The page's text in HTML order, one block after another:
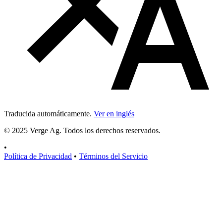
Traducida automáticamente. Ver en inglés
© 2025 Verge Ag. Todos los derechos reservados.
•
Política de Privacidad • Términos del Servicio